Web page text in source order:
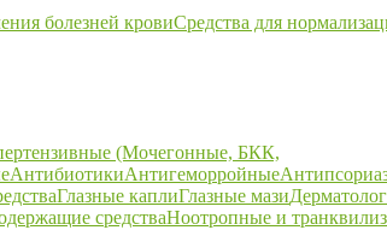
болезней кровиСредства для
(Мочегонные, БКК,
АнтибиотикиАнтигеморройные
Глазные каплиГлазные мази
средстваНоотропные и